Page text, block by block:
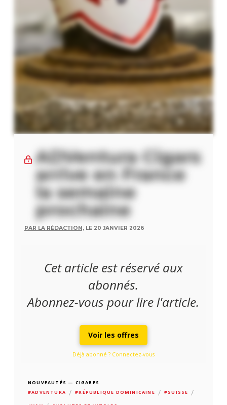
ADVentura Cigars
arrive en France
la semaine
prochaine
PAR LA RÉDACTION, LE 20 JANVIER 2026
Cet article est réservé aux
abonnés.
Abonnez-vous pour lire l'article.
Voir les offres
Déjà abonné ? Connectez-vous
NOUVEAUTÉS — CIGARES
#ADVENTURA / #RÉPUBLIQUE DOMINICAINE / #SUISSE /